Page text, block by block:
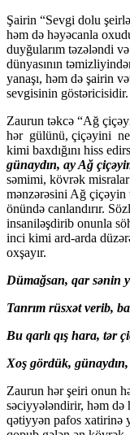
Şairin “Sevgi dolu
həm də həyəcanla
duyğularım təzələndi
dünyasının
yanaşı, həm də şairin
sevgisinin göstəricisidir.
Zaurun təkcə “Ağ
hər gülünü, çiçəyini
kimi baxdığını hiss
günaydın, ay Ağ
səmimi, kövrək
mənzərəsini Ağ çiçəyin
önündə canlandırır.
insaniləşdirib onunla
inci kimi ard-arda
oxşayır.
Dümağsan, qar sənin
Tanrım rüsxət verib,
Bu qarlı qış hara, tər
Xoş gördük,
Zaurun hər şeiri onun
səciyyələndirir, həm də
qətiyyən pafos xatirinə